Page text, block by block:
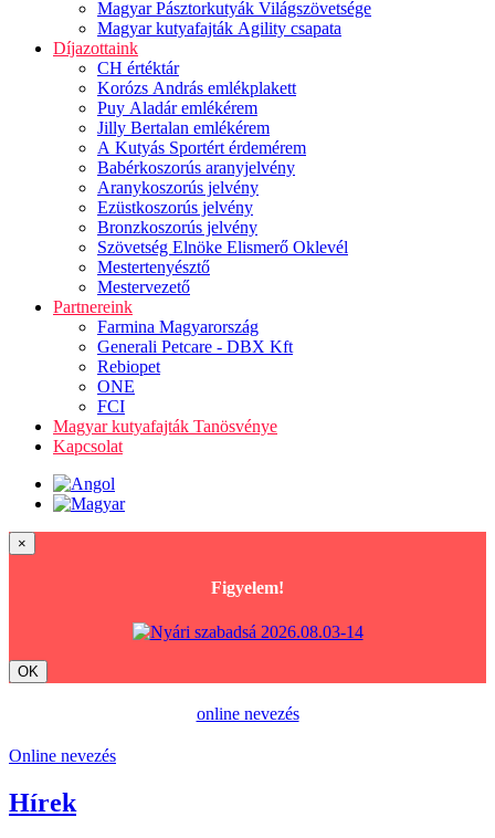
Magyar Pásztorkutyák Világszövetsége
Magyar kutyafajták Agility csapata
Díjazottaink
CH értéktár
Korózs András emlékplakett
Puy Aladár emlékérem
Jilly Bertalan emlékérem
A Kutyás Sportért érdemérem
Babérkoszorús aranyjelvény
Aranykoszorús jelvény
Ezüstkoszorús jelvény
Bronzkoszorús jelvény
Szövetség Elnöke Elismerő Oklevél
Mestertenyésztő
Mestervezető
Partnereink
Farmina Magyarország
Generali Petcare - DBX Kft
Rebiopet
ONE
FCI
Magyar kutyafajták Tanösvénye
Kapcsolat
×
Figyelem!
OK
online nevezés
Online nevezés
Hírek